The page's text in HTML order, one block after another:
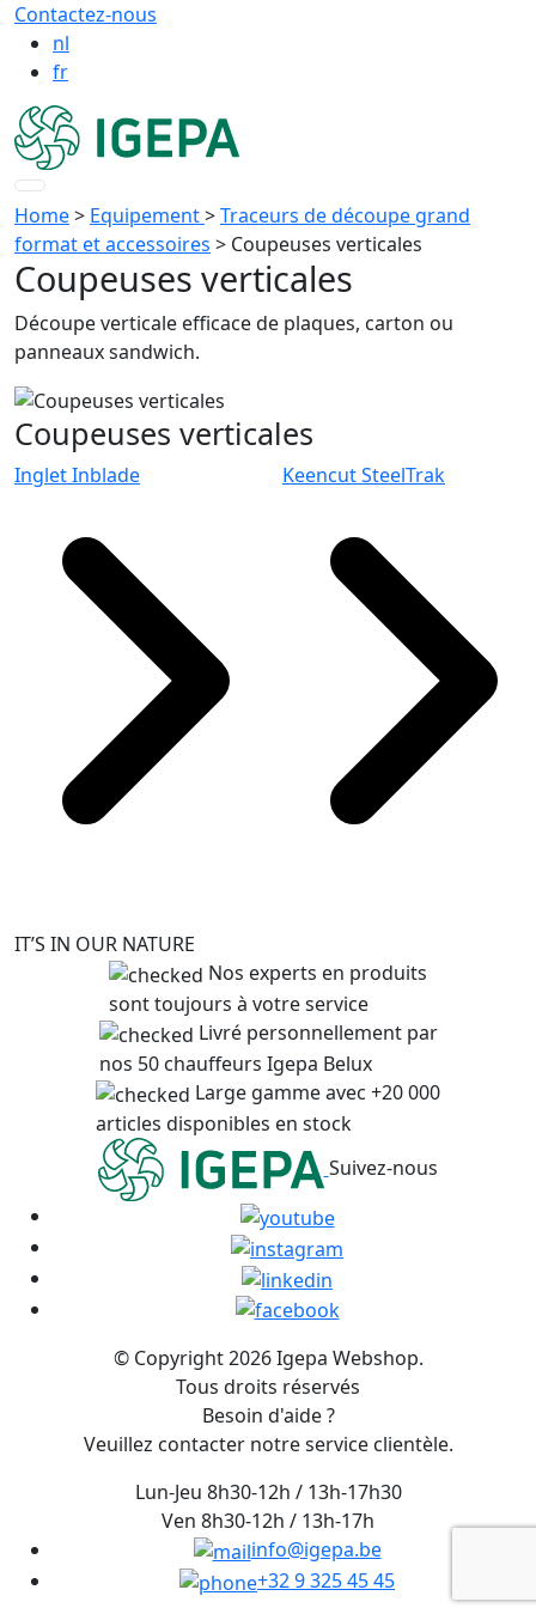
Contactez-nous
nl
fr
Home> Equipement>Traceurs de découpe grand
format et accessoires > Coupeuses verticales
Coupeuses verticales
Découpe verticale efficace de plaques, carton ou
panneaux sandwich.
Coupeuses verticales
Inglet Inblade Keencut SteelTrak
IT’S IN OUR NATURE
Nos experts en produits
sont toujours à votre service
Livré personnellement par
nos 50 chauffeurs Igepa Belux
Large gamme avec +20 000
articles disponibles en stock
Suivez-nous
© Copyright 2026 Igepa Webshop.
Tous droits réservés
Besoin d'aide ?
Veuillez contacter notre service clientèle.
Lun-Jeu 8h30-12h / 13h-17h30
Ven 8h30-12h / 13h-17h
info@igepa.be
+32 9 325 45 45